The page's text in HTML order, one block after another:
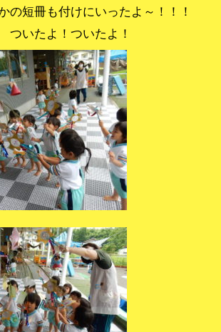
の短冊も付けにいったよ～！！！
いたよ！ついたよ！